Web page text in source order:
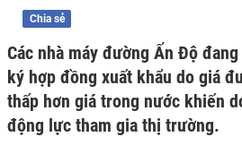
Chia sẻ
Các nhà máy đường Ấn Độ
ký hợp đồng xuất khẩu do giá
thấp hơn giá trong nước khiến
động lực tham gia thị trường.